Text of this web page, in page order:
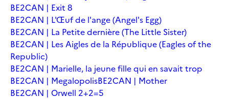
BE2CAN | Exit 8
BE2CAN | L'Œuf de l'ange (Angel's Egg)
BE2CAN | La Petite dernière (The Little Sister)
BE2CAN | Les Aigles de la République (Eagles of the
Republic)
BE2CAN | Marielle, la jeune fille qui en savait trop
BE2CAN | MegalopolisBE2CAN | Mother
BE2CAN | Orwell 2+2=5